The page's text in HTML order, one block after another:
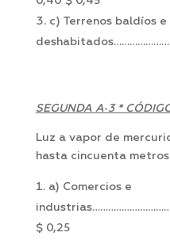
c) Terrenos baldíos e
SEGUNDA A‑3 *
Luz a vapor de
hasta cincuenta metros
a) Comercios e
$ 0,25